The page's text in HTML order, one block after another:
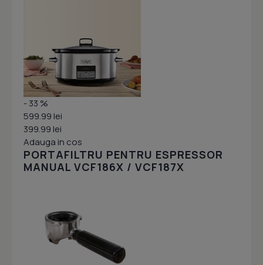
- 33 %
599.99 lei
399.99 lei
Adauga in cos
PORTAFILTRU PENTRU ESPRESSOR
MANUAL VCF186X / VCF187X